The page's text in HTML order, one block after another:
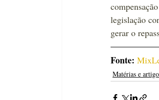
legislação
gerar o
Fonte:
Matérias e